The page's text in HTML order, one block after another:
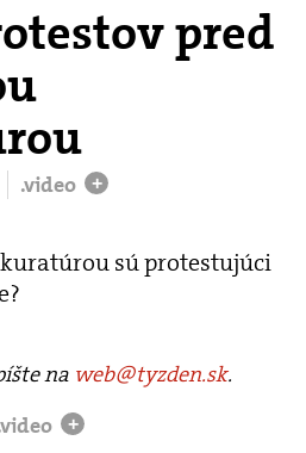
pred
.video +
sú protestujúci
na web@tyzden.sk.
+